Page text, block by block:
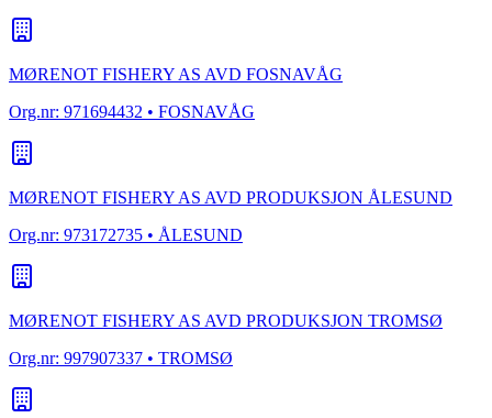
MØRENOT FISHERY AS AVD FOSNAVÅG
Org.nr: 971694432 • FOSNAVÅG
MØRENOT FISHERY AS AVD PRODUKSJON ÅLESUND
Org.nr: 973172735 • ÅLESUND
MØRENOT FISHERY AS AVD PRODUKSJON TROMSØ
Org.nr: 997907337 • TROMSØ